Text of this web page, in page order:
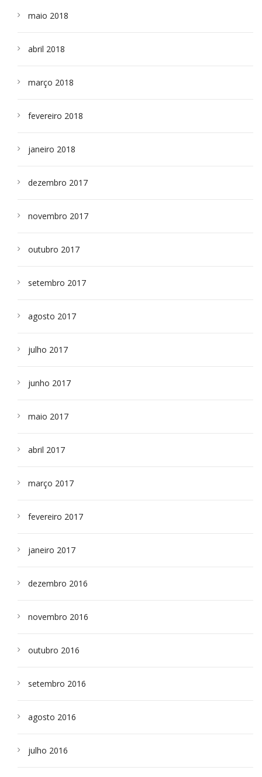
maio 2018
abril 2018
março 2018
fevereiro 2018
janeiro 2018
dezembro 2017
novembro 2017
outubro 2017
setembro 2017
agosto 2017
julho 2017
junho 2017
maio 2017
abril 2017
março 2017
fevereiro 2017
janeiro 2017
dezembro 2016
novembro 2016
outubro 2016
setembro 2016
agosto 2016
julho 2016